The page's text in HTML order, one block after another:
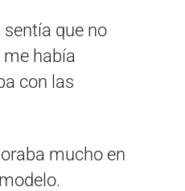
sentía que no
había
con las
mucho en